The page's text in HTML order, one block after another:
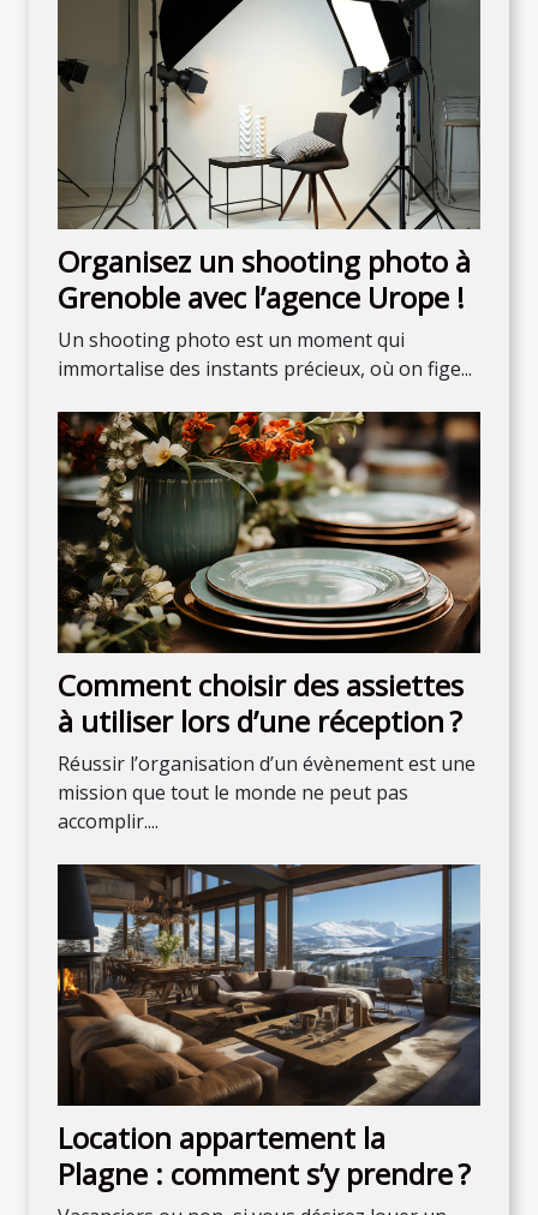
Organisez un shooting photo à
Grenoble avec l’agence Urope !
Un shooting photo est un moment qui
immortalise des instants précieux, où on fige...
Comment choisir des assiettes
à utiliser lors d’une réception ?
Réussir l’organisation d’un évènement est une
mission que tout le monde ne peut pas
accomplir....
Location appartement la
Plagne : comment s’y prendre ?